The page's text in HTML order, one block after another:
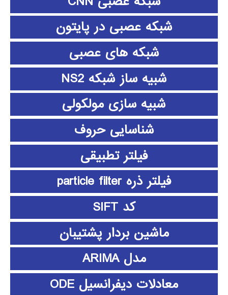
شبکه عصبی در پایتون
شبکه های عصبی
شبیه ساز شبکه NS2
شبیه سازی مولکولی
شناسایی حروف
فیلتر تطبیقی
فیلتر ذره particle filter
کد SIFT
ماشین بردار پشتیبان
مدل ARIMA
معادلات دیفرانسیل ODE